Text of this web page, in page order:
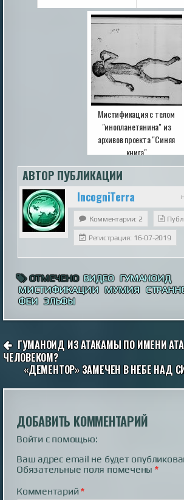
Мистификация с телом
"инопланетянина" из
архивов проекта "Синяя
книга"
АВТОР ПУБЛИКАЦИИ
IncogniTerra
Комментарии: 2
Регистрация: 16-07-2019
ОТМЕЧЕНО ВИДЕО ГУМАНОИД
МИСТИФИКАЦИИ МУМИЯ
ФЕИ ЭЛЬФЫ
НАВИГАЦИЯ
ПО
ЗАПИСЯМ
ГУМАНОИД ИЗ АТАКАМЫ ПО ИМЕНИ
ЧЕЛОВЕКОМ?
«ДЕМЕНТОР» ЗАМЕЧЕН В НЕБЕ НАД
ДОБАВИТЬ КОММЕНТАРИЙ
Войти с помощью:
Ваш адрес email не будет
Обязательные поля помечены*
Комментарий*